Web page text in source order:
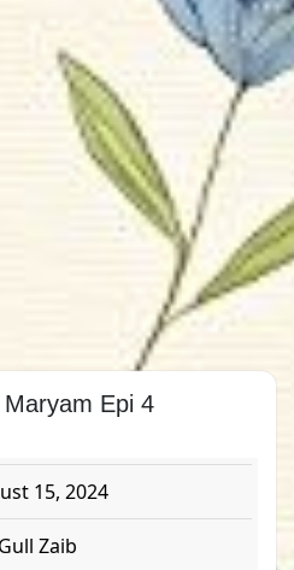
Epi 4
15, 2024
Gull Zaib